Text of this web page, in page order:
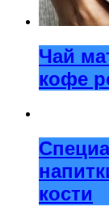
Чай
кофе
кости